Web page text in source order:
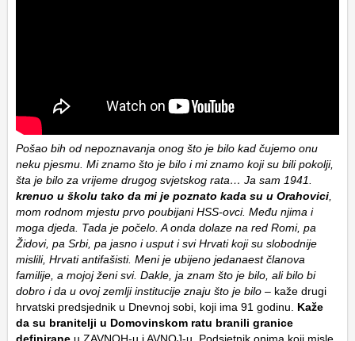
Pošao bih od nepoznavanja onog što je bilo kad čujemo onu
neku pjesmu. Mi znamo što je bilo i mi znamo koji su bili pokolji,
šta je bilo za vrijeme drugog svjetskog rata… Ja sam 1941.
krenuo u školu tako da mi je poznato kada su u Orahovici
mom rodnom mjestu prvo poubijani HSS-ovci. Među njima i
moga djeda. Tada je počelo. A onda dolaze na red Romi, pa
Židovi, pa Srbi, pa jasno i usput i svi Hrvati koji su slobodnije
mislili, Hrvati antifašisti. Meni je ubijeno jedanaest članova
familije, a mojoj ženi svi. Dakle, ja znam što je bilo, ali bilo bi
dobro i da u ovoj zemlji institucije znaju što je bilo – kaže drugi
hrvatski predsjednik u Dnevnoj sobi, koji ima 91 godinu. Kaže
da su branitelji u Domovinskom ratu branili granice